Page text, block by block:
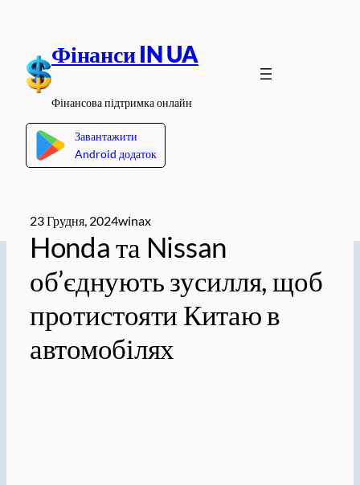
вмісту
Фінанси IN UA
Фінансова підтримка онлайн
Завантажити
Android додаток
23 Грудня, 2024winax
Honda та Nissan
об’єднують зусилля, щоб
протистояти Китаю в
автомобілях